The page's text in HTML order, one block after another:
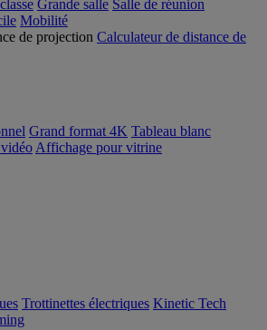
Grande salle Salle de réunion
Mobilité
Calculateur de distance de
Grand format 4K Tableau blanc
Affichage pour vitrine
Trottinettes électriques Kinetic Tech